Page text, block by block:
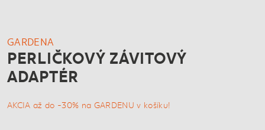
GARDENA
PERLIČKOVÝ ZÁVITOVÝ
ADAPTÉR
AKCIA až do -30% na GARDENU v košíku!